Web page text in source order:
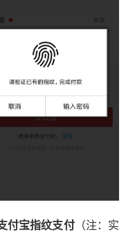
付宝指纹支付（注：实